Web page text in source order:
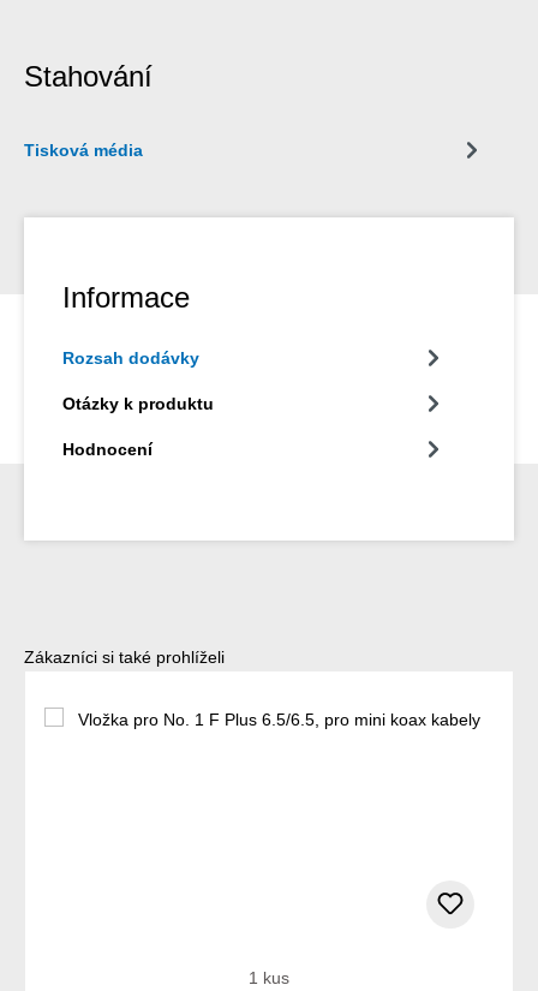
Stahování
Tisková média
Informace
Rozsah dodávky
Otázky k produktu
Hodnocení
Přeskočit galerii produktů
Zákazníci si také prohlíželi
1 kus